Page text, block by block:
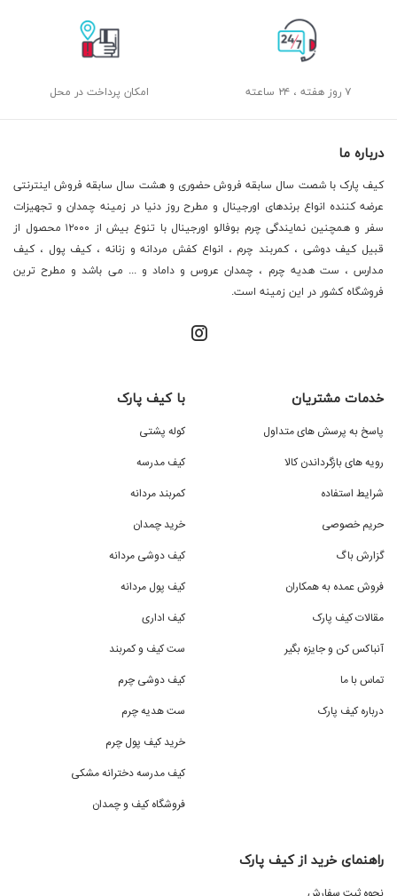
۷ روز هفته ، ۲۴ ساعته امکان پرداخت در محل
درباره ما
کیف پارک با شصت سال سابقه فروش حضوری و هشت سال سابقه فروش اینترنتی
عرضه کننده انواع برندهای اورجینال و مطرح روز دنیا در زمینه چمدان و تجهیزات
سفر و همچنین نمایندگی چرم بوفالو اورجینال با تنوع بیش از ۱۲۰۰۰ محصول از
قبیل کیف دوشی ، کمربند چرم ، انواع کفش مردانه و زنانه ، کیف پول ، کیف
مدارس ، ست هدیه چرم ، چمدان عروس و داماد و ... می باشد و مطرح ترین
فروشگاه کشور در این زمینه است.
خدمات مشتریان
پاسخ به پرسش های متداول
رویه های بازگرداندن کالا
شرایط استفاده
حریم خصوصی
گزارش باگ
فروش عمده به همکاران
مقالات کیف پارک
آنباکس کن و جایزه بگیر
تماس با ما
درباره کیف پارک
با کیف پارک
کوله پشتی
کیف مدرسه
کمربند مردانه
خرید چمدان
کیف دوشی مردانه
کیف پول مردانه
کیف اداری
ست کیف و کمربند
کیف دوشی چرم
ست هدیه چرم
خرید کیف پول چرم
کیف مدرسه دخترانه مشکی
فروشگاه کیف و چمدان
راهنمای خرید از کیف پارک